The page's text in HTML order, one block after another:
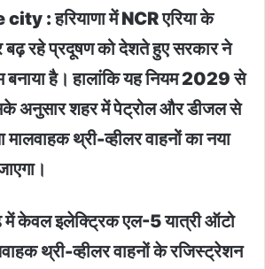
: हरियाणा में NCR एरिया के
बढ़ रहे प्रदूषण को देशते हुए सरकार ने
है। हालांकि यह नियम 2029 से
अनुसार शहर में पेट्रोल और डीजल से
थ्री-व्हीलर वाहनों का नया
में केवल इलेक्ट्रिक एल-5 यात्री ऑटो
थ्री-व्हीलर वाहनों के रजिस्ट्रेशन